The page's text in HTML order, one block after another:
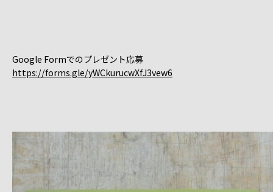
Google Formでのプレゼント応募
https://forms.gle/yWCkurucwXfJ3vew6